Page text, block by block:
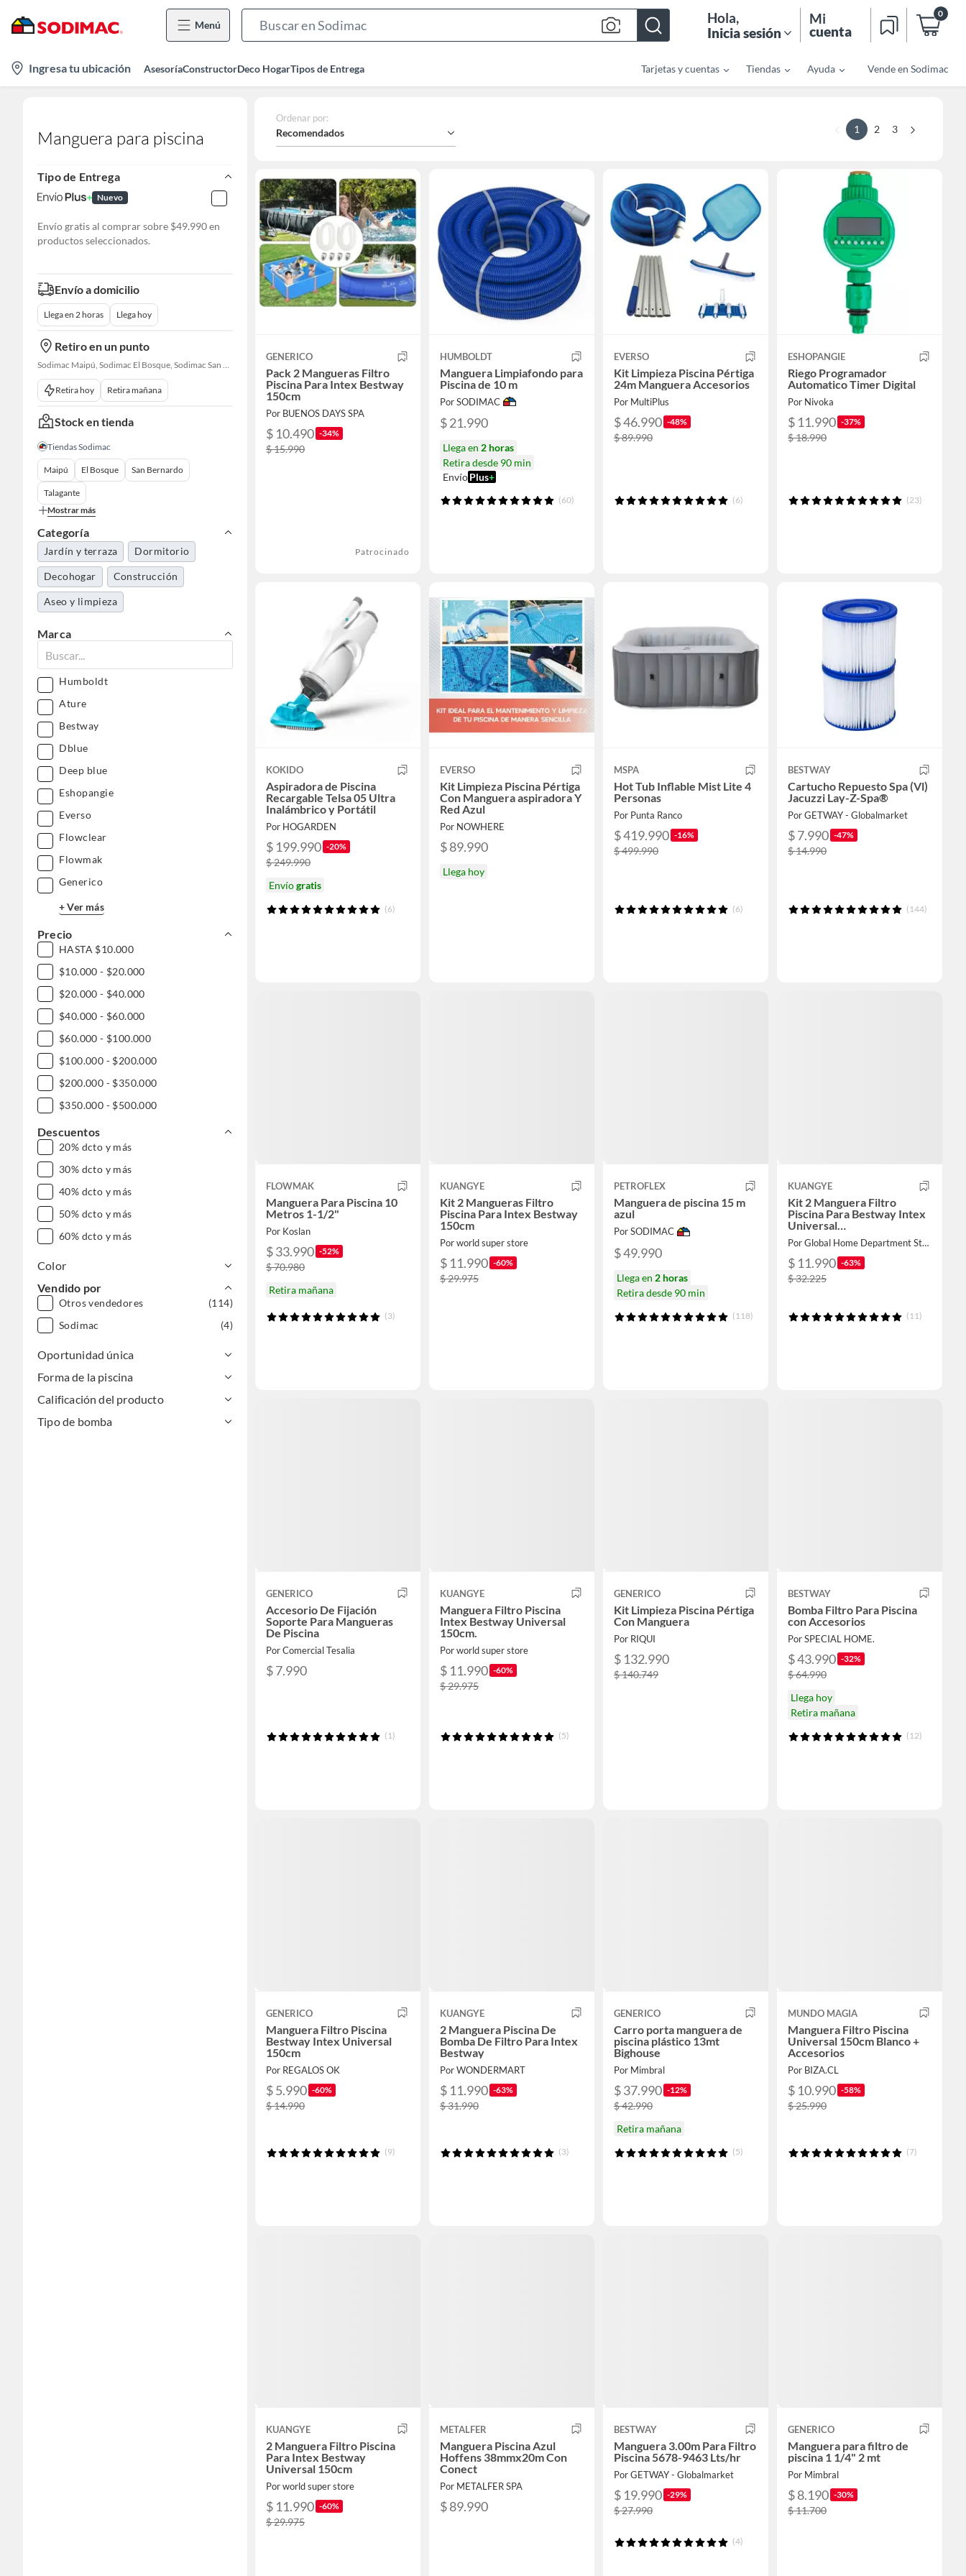
Menú
Bar
Hola,
Inicia sesión
Mi
cuenta
0
location-
icon
Ingresa tu ubicación AsesoríaConstructorDeco HogarTipos de Entrega Tarjetas y cuentas Tiendas Ayuda Vende en Sodimac
Manguera para piscina
Tipo de Entrega
Nuevo
Envío gratis al comprar sobre $49.990 en
productos seleccionados.
Envío a domicilio
Llega en 2 horas Llega hoy
Retiro en un punto
Sodimac Maipú, Sodimac El Bosque, Sodimac San Bernardo, Sodimac Talagante, Sodimac San Fernando
Retira hoy Retira mañana
Stock en tienda
Tiendas Sodimac
Maipú El Bosque San Bernardo
Talagante
Mostrar más
Categoría
Jardín y terraza Dormitorio
Decohogar Construcción
Aseo y limpieza
Marca
Humboldt
Ature
Bestway
Dblue
Deep blue
Eshopangie
Everso
Flowclear
Flowmak
Generico
+ Ver más
Precio
HASTA $10.000
$10.000 - $20.000
$20.000 - $40.000
$40.000 - $60.000
$60.000 - $100.000
$100.000 - $200.000
$200.000 - $350.000
$350.000 - $500.000
Descuentos
20% dcto y más
30% dcto y más
40% dcto y más
50% dcto y más
60% dcto y más
Color
Vendido por
Otros vendedores
(114)
Sodimac
(4)
Oportunidad única
Forma de la piscina
Calificación del producto
Tipo de bomba
Ordenar por:
Recomendados 1 2 3
GENERICO
Pack 2 Mangueras Filtro
Piscina Para Intex Bestway
150cm
Por BUENOS DAYS SPA
$ 10.490 -34%
$ 15.990
Patrocinado
HUMBOLDT
Manguera Limpiafondo para
Piscina de 10 m
Por SODIMAC
$ 21.990
Llega en 2 horas
Retira desde 90 min
EnvíoPlus+
(60)
EVERSO
Kit Limpieza Piscina Pértiga
24m Manguera Accesorios
Por MultiPlus
$ 46.990 -48%
$ 89.990
(6)
ESHOPANGIE
Riego Programador
Automatico Timer Digital
Por Nivoka
$ 11.990 -37%
$ 18.990
(23)
KOKIDO
Aspiradora de Piscina
Recargable Telsa 05 Ultra
Inalámbrico y Portátil
Por HOGARDEN
$ 199.990 -20%
$ 249.990
Envíogratis
(6)
EVERSO
Kit Limpieza Piscina Pértiga
Con Manguera aspiradora Y
Red Azul
Por NOWHERE
$ 89.990
Llega hoy
MSPA
Hot Tub Inflable Mist Lite 4
Personas
Por Punta Ranco
$ 419.990 -16%
$ 499.990
(6)
BESTWAY
Cartucho Repuesto Spa (Vl)
Jacuzzi Lay-Z-Spa®
Por GETWAY - Globalmarket
$ 7.990 -47%
$ 14.990
(144)
FLOWMAK
Manguera Para Piscina 10
Metros 1-1/2"
Por Koslan
$ 33.990 -52%
$ 70.980
Retira mañana
(3)
KUANGYE
Kit 2 Mangueras Filtro
Piscina Para Intex Bestway
150cm
Por world super store
$ 11.990 -60%
$ 29.975
PETROFLEX
Manguera de piscina 15 m
azul
Por SODIMAC
$ 49.990
Llega en 2 horas
Retira desde 90 min
(118)
KUANGYE
Kit 2 Manguera Filtro
Piscina Para Bestway Intex
Universal…
Por Global Home Department Store
$ 11.990 -63%
$ 32.225
(11)
GENERICO
Accesorio De Fijación
Soporte Para Mangueras
De Piscina
Por Comercial Tesalia
$ 7.990
(1)
KUANGYE
Manguera Filtro Piscina
Intex Bestway Universal
150cm.
Por world super store
$ 11.990 -60%
$ 29.975
(5)
GENERICO
Kit Limpieza Piscina Pértiga
Con Manguera
Por RIQUI
$ 132.990
$ 140.749
BESTWAY
Bomba Filtro Para Piscina
con Accesorios
Por SPECIAL HOME.
$ 43.990 -32%
$ 64.990
Llega hoy
Retira mañana
(12)
GENERICO
Manguera Filtro Piscina
Bestway Intex Universal
150cm
Por REGALOS OK
$ 5.990 -60%
$ 14.990
(9)
KUANGYE
2 Manguera Piscina De
Bomba De Filtro Para Intex
Bestway
Por WONDERMART
$ 11.990 -63%
$ 31.990
(3)
GENERICO
Carro porta manguera de
piscina plástico 13mt
Bighouse
Por Mimbral
$ 37.990 -12%
$ 42.990
Retira mañana
(5)
MUNDO MAGIA
Manguera Filtro Piscina
Universal 150cm Blanco +
Accesorios
Por BIZA.CL
$ 10.990 -58%
$ 25.990
(7)
KUANGYE
2 Manguera Filtro Piscina
Para Intex Bestway
Universal 150cm
Por world super store
$ 11.990 -60%
$ 29.975
METALFER
Manguera Piscina Azul
Hoffens 38mmx20m Con
Conect
Por METALFER SPA
$ 89.990
BESTWAY
Manguera 3.00m Para Filtro
Piscina 5678-9463 Lts/hr
Por GETWAY - Globalmarket
$ 19.990 -29%
$ 27.990
(4)
GENERICO
Manguera para filtro de
piscina 1 1/4" 2 mt
Por Mimbral
$ 8.190 -30%
$ 11.700